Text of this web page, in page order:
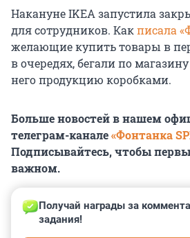
Накануне IKEA запустила
для сотрудников. Какписала
желающие купить товары в
в очередях, бегали по
него продукцию коробками.
Больше новостей в нашем
телеграм-канале«Фонтанка
Подписывайтесь, чтобы
важном.
Получай награды за
задания!